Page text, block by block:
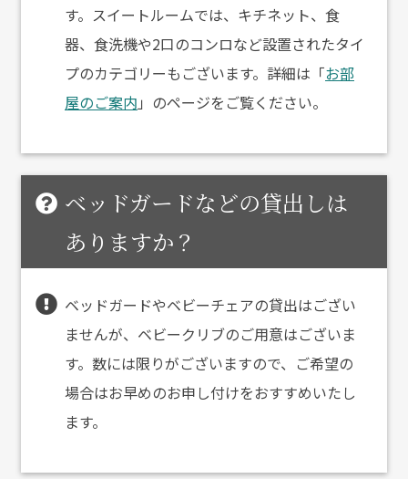
す。スイートルームでは、キチネット、食
器、食洗機や2口のコンロなど設置されたタイ
プのカテゴリーもございます。詳細は「お部
屋のご案内 」のページをご覧ください。
ベッドガードなどの貸出しは
ありますか？
ベッドガードやベビーチェアの貸出はござい
ませんが、ベビークリブのご用意はございま
す。数には限りがございますので、ご希望の
場合はお早めのお申し付けをおすすめいたし
ます。